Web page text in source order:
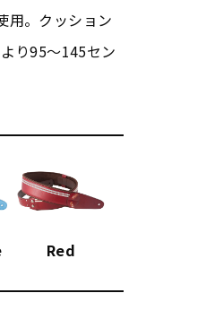
用。クッション
り95～145セン
Red